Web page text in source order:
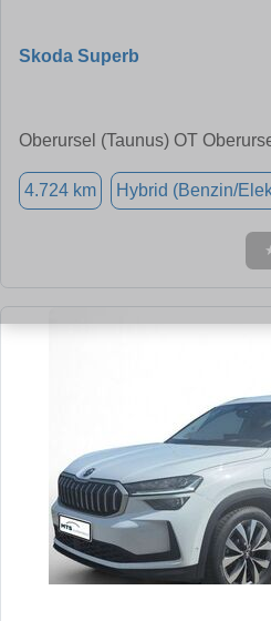
Skoda Superb
Oberursel (Taunus) OT
4.724 km Hybrid (Benzin/